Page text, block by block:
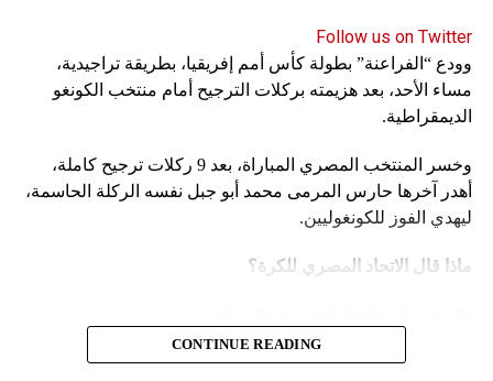
Follow us on Twitter
وودع “الفراعنة” بطولة كأس أمم إفريقيا، بطريقة تراجيدية،
مساء الأحد، بعد هزيمته بركلات الترجيح أمام منتخب الكونغو
الديمقراطية.
وخسر المنتخب المصري المباراة، بعد 9 ركلات ترجيح كاملة،
أهدر آخرها حارس المرمى محمد أبو جبل نفسه الركلة الحاسمة،
ليهدي الفوز للكونغوليين.
ماذا قال الاتحاد المصري للكرة؟
يتقدم الاتحاد المصري لكرة القدم بالاعتذار إلى الجماهير
CONTINUE READING